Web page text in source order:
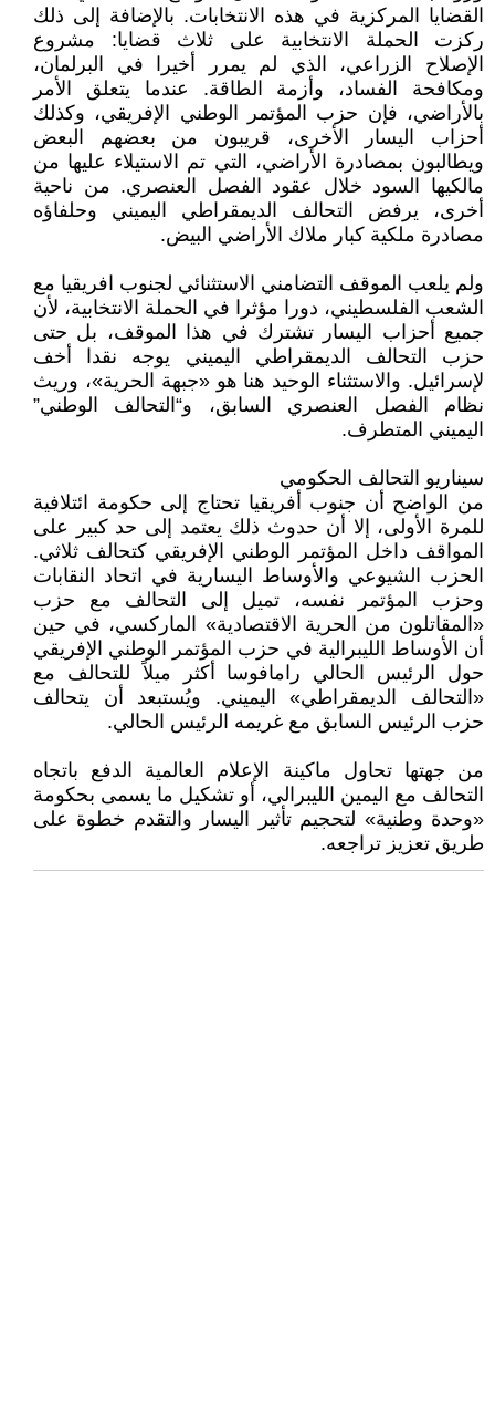
القضايا المركزية في هذه الانتخابات. بالإضافة إلى ذلك
ركزت الحملة الانتخابية على ثلاث قضايا: مشروع
الإصلاح الزراعي، الذي لم يمرر أخيرا في البرلمان،
ومكافحة الفساد، وأزمة الطاقة. عندما يتعلق الأمر
بالأراضي، فإن حزب المؤتمر الوطني الإفريقي، وكذلك
أحزاب اليسار الأخرى، قريبون من بعضهم البعض
ويطالبون بمصادرة الأراضي، التي تم الاستيلاء عليها من
مالكيها السود خلال عقود الفصل العنصري. من ناحية
أخرى، يرفض التحالف الديمقراطي اليميني وحلفاؤه
مصادرة ملكية كبار ملاك الأراضي البيض.
ولم يلعب الموقف التضامني الاستثنائي لجنوب افريقيا مع
الشعب الفلسطيني، دورا مؤثرا في الحملة الانتخابية، لأن
جميع أحزاب اليسار تشترك في هذا الموقف، بل حتى
حزب التحالف الديمقراطي اليميني يوجه نقدا أخف
لإسرائيل. والاستثناء الوحيد هنا هو «جبهة الحرية»، وريث
نظام الفصل العنصري السابق، و“التحالف الوطني”
اليميني المتطرف.
سيناريو التحالف الحكومي
من الواضح أن جنوب أفريقيا تحتاج إلى حكومة ائتلافية
للمرة الأولى، إلا أن حدوث ذلك يعتمد إلى حد كبير على
المواقف داخل المؤتمر الوطني الإفريقي كتحالف ثلاثي.
الحزب الشيوعي والأوساط اليسارية في اتحاد النقابات
وحزب المؤتمر نفسه، تميل إلى التحالف مع حزب
«المقاتلون من الحرية الاقتصادية» الماركسي، في حين
أن الأوساط الليبرالية في حزب المؤتمر الوطني الإفريقي
حول الرئيس الحالي رامافوسا أكثر ميلاً للتحالف مع
«التحالف الديمقراطي» اليميني. ويُستبعد أن يتحالف
حزب الرئيس السابق مع غريمه الرئيس الحالي.
من جهتها تحاول ماكينة الإعلام العالمية الدفع باتجاه
التحالف مع اليمين الليبرالي، أو تشكيل ما يسمى بحكومة
«وحدة وطنية» لتحجيم تأثير اليسار والتقدم خطوة على
طريق تعزيز تراجعه.